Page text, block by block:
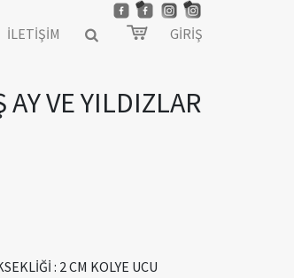
İLETİŞİM GİRİŞ
VE YILDIZLAR
: 2 CM KOLYE UCU